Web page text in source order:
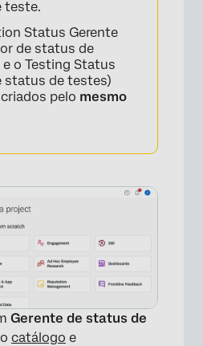
teste.
Status Gerente
de status de
e o Testing Status
status de testes)
pelo mesmo
Gerente de status de
o catálogo e